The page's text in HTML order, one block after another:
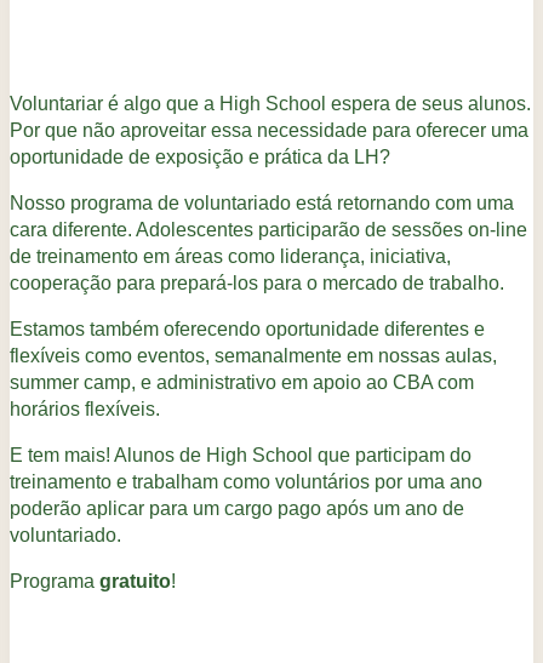
Voluntariar é algo que a High School espera de seus alunos.
Por que não aproveitar essa necessidade para oferecer uma
oportunidade de exposição e prática da LH?
Nosso programa de voluntariado está retornando com uma
cara diferente. Adolescentes participarão de sessões on-line
de treinamento em áreas como liderança, iniciativa,
cooperação para prepará-los para o mercado de trabalho.
Estamos também oferecendo oportunidade diferentes e
flexíveis como eventos, semanalmente em nossas aulas,
summer camp, e administrativo em apoio ao CBA com
horários flexíveis.
E tem mais! Alunos de High School que participam do
treinamento e trabalham como voluntários por uma ano
poderão aplicar para um cargo pago após um ano de
voluntariado.
Programa gratuito!